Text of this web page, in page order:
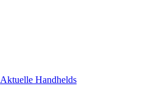
Aktuelle Handhelds